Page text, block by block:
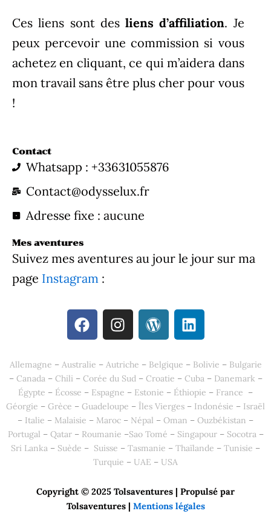
Ces liens sont desliens d’affiliation. Je
peux percevoir une commission si vous
achetez en cliquant, ce qui m’aidera dans
mon travail sans être plus cher pour vous
!
Contact
Whatsapp : +33631055876
Contact@odysselux.fr
Adresse fixe : aucune
Mes aventures
Suivez mes aventures au jour le jour sur ma
page Instagram :
F
a
c
e
b
o
o
k
I
n
s
t
a
g
r
a
m
W
o
r
d
p
r
e
s
s
L
i
n
k
e
d
i
n
Allemagne – Australie – Autriche – Belgique – Bolivie – Bulgarie
– Canada– Chili – Corée du Sud– Croatie – Cuba– Danemark –
Égypte – Écosse – Espagne – Estonie – Éthiopie – France –
Géorgie – Grèce – Guadeloupe – Îles Vierges – Indonésie – Israël
– Italie – Malaisie – Maroc – Népal – Oman – Ouzbékistan –
Portugal – Qatar– Roumanie –Sao Tomé – Singapour– Socotra–
Sri Lanka – Suède – Suisse – Tasmanie – Thaïlande – Tunisie –
Turquie – UAE – USA
Copyright © 2025 Tolsaventures | Propulsé par
Tolsaventures | Mentions légales